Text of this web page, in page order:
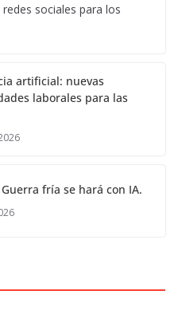
sociales para los
artificial: nuevas
laborales para las
fría se hará con IA.